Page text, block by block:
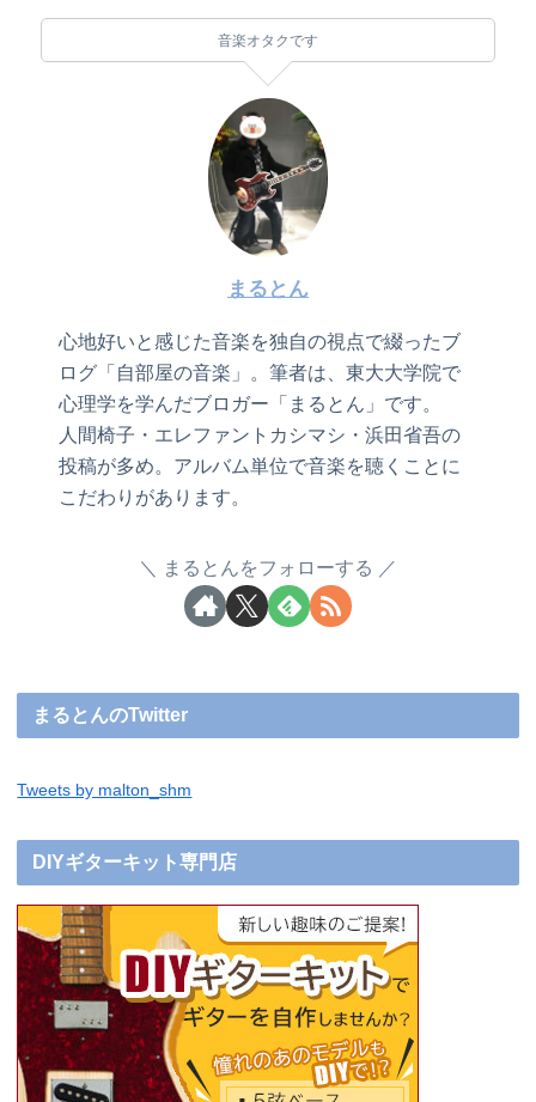
音楽オタクです
まるとん
心地好いと感じた音楽を独自の視点で綴ったブ
ログ「自部屋の音楽」。筆者は、東大大学院で
心理学を学んだブロガー「まるとん」です。
人間椅子・エレファントカシマシ・浜田省吾の
投稿が多め。アルバム単位で音楽を聴くことに
こだわりがあります。
まるとんをフォローする
まるとんのTwitter
Tweets by malton_shm
DIYギターキット専門店